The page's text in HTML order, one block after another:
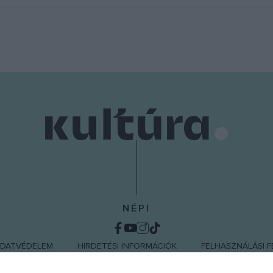
NÉPI
HIRDETÉSI INFORMÁCIÓK FELHASZNÁLÁSI